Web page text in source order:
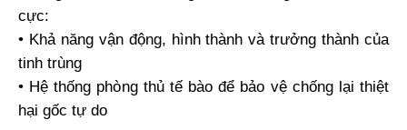
cực:
• Khả năng vận động, hình thành và trưởng thành của
tinh trùng
• Hệ thống phòng thủ tế bào để bảo vệ chống lại thiệt
hại gốc tự do